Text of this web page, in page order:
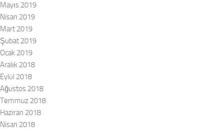
Mayıs 2019
Nisan 2019
Mart 2019
Şubat 2019
Ocak 2019
Aralık 2018
Eylül 2018
Ağustos 2018
Temmuz 2018
Haziran 2018
Nisan 2018